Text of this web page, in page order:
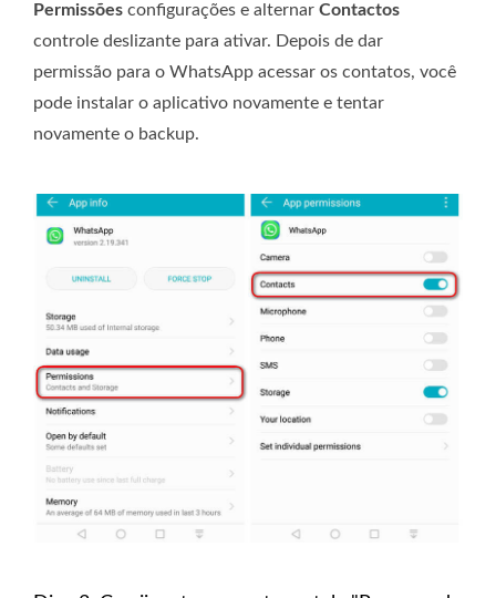
Permissões configurações e alternar Contactos
controle deslizante para ativar. Depois de dar
permissão para o WhatsApp acessar os contatos, você
pode instalar o aplicativo novamente e tentar
novamente o backup.